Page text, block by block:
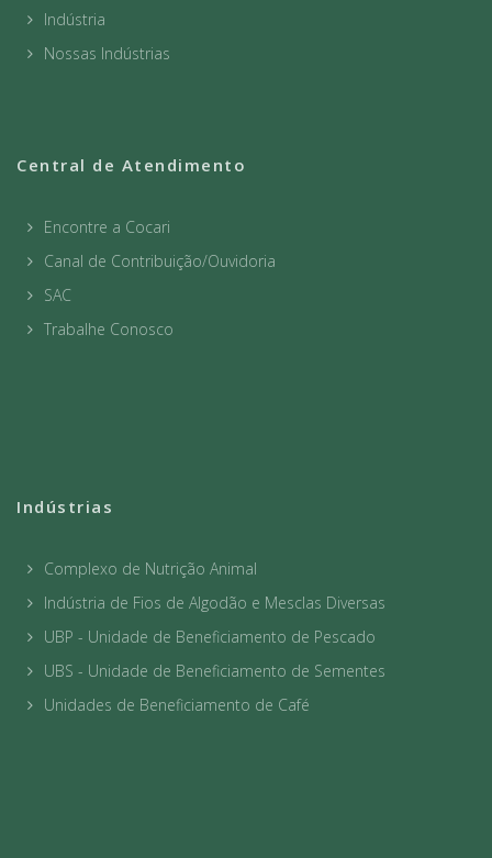
Indústria
Nossas Indústrias
Central de Atendimento
Encontre a Cocari
Canal de Contribuição/Ouvidoria
SAC
Trabalhe Conosco
Indústrias
Complexo de Nutrição Animal
Indústria de Fios de Algodão e Mesclas Diversas
UBP - Unidade de Beneficiamento de Pescado
UBS - Unidade de Beneficiamento de Sementes
Unidades de Beneficiamento de Café